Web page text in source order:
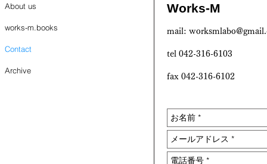
About us
works-m.books
Contact
Archive
Works-M
mail:
​tel 042-316-6103
fax 042-316-6102